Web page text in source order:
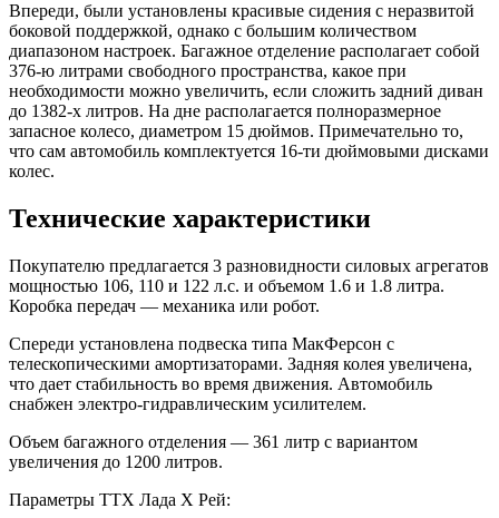
Впереди, были установлены красивые сидения с неразвитой
боковой поддержкой, однако с большим количеством
диапазоном настроек. Багажное отделение располагает собой
376-ю литрами свободного пространства, какое при
необходимости можно увеличить, если сложить задний диван
до 1382-х литров. На дне располагается полноразмерное
запасное колесо, диаметром 15 дюймов. Примечательно то,
что сам автомобиль комплектуется 16-ти дюймовыми дисками
колес.
Технические характеристики
Покупателю предлагается 3 разновидности силовых агрегатов
мощностью 106, 110 и 122 л.с. и объемом 1.6 и 1.8 литра.
Коробка передач — механика или робот.
Спереди установлена подвеска типа МакФерсон с
телескопическими амортизаторами. Задняя колея увеличена,
что дает стабильность во время движения. Автомобиль
снабжен электро-гидравлическим усилителем.
Объем багажного отделения — 361 литр с вариантом
увеличения до 1200 литров.
Параметры ТТХ Лада Х Рей: